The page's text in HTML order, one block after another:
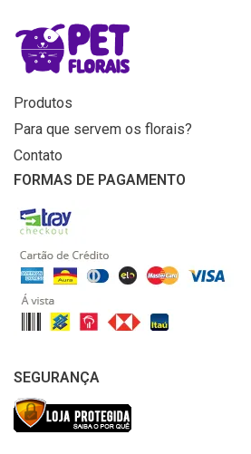
MENU
Home
Produtos
Para que servem os florais?
Contato
FORMAS DE PAGAMENTO
SEGURANÇA